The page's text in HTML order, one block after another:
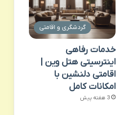
گردشگری و اقامتی
خدمات رفاهی
اینترسیتی هتل وین |
اقامتی دلنشین با
امکانات کامل
3 هفته پیش